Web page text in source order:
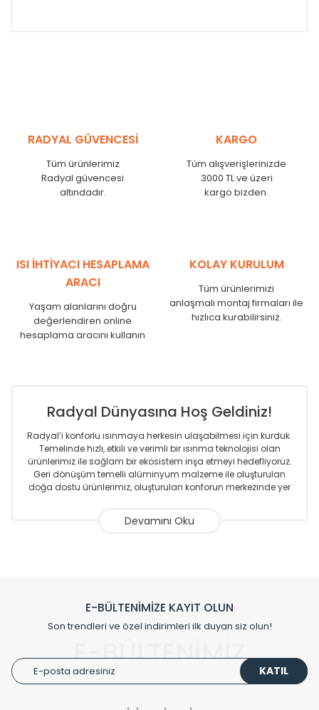
RADYAL GÜVENCESİ
Tüm ürünlerimiz
Radyal güvencesi
altındadır.
KARGO
Tüm alışverişlerinizde
3000 TL ve üzeri
kargo bizden.
ISI İHTİYACI HESAPLAMA
ARACI
Yaşam alanlarını doğru
değerlendiren online
hesaplama aracını kullanın
KOLAY KURULUM
Tüm ürünlerimizi
anlaşmalı montaj firmaları ile
hızlıca kurabilirsiniz.
Radyal Dünyasına Hoş Geldiniz!
Radyal’i konforlu ısınmaya herkesin ulaşabilmesi için kurduk.
Temelinde hızlı, etkili ve verimli bir ısınma teknolojisi olan
ürünlerimiz ile sağlam bir ekosistem inşa etmeyi hedefliyoruz.
Geri dönüşüm temelli alüminyum malzeme ile oluşturulan
doğa dostu ürünlerimiz, oluşturulan konforun merkezinde yer
Sizlere sunmakta olduğumuz Alüminyum Radyatör ve
gurur duymaktadır. Avrupa’ya yapmakta olduğu ihracat ile
de ürünlerinde sadece tasarımın ön planda olmadığını aynı
zamanda kalite olarak ta en üst seviyede olduğunu
Çevreci ve yeşil enerji yaklaşımlarıyla ve sıfır karbon ayak izi
hedefiyle üretim yapan Radyal çevreye duyarlı üretim
E-BÜLTENİMİZE KAYIT OLUN
Son trendleri ve özel indirimleri ilk duyan siz olun!
E-BÜLTENİMİZ KATIL